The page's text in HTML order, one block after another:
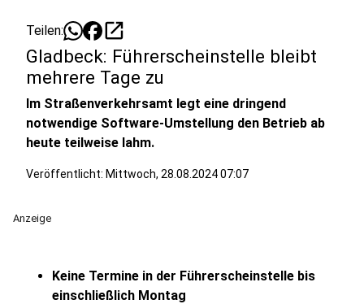
Teilen: open_in_new
Gladbeck: Führerscheinstelle bleibt
mehrere Tage zu
Im Straßenverkehrsamt legt eine dringend
notwendige Software-Umstellung den Betrieb ab
heute teilweise lahm.
Veröffentlicht: Mittwoch, 28.08.2024 07:07
Anzeige
Keine Termine in der Führerscheinstelle bis
einschließlich Montag